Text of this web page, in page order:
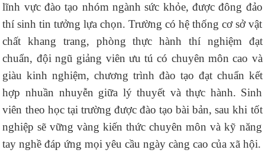
lĩnh vực đào tạo nhóm ngành sức khỏe, được đông đảo
thí sinh tin tưởng lựa chọn. Trường có hệ thống cơ sở vật
chất khang trang, phòng thực hành thí nghiệm đạt
chuẩn, đội ngũ giảng viên ưu tú có chuyên môn cao và
giàu kinh nghiệm, chương trình đào tạo đạt chuẩn kết
hợp nhuần nhuyễn giữa lý thuyết và thực hành. Sinh
viên theo học tại trường được đào tạo bài bản, sau khi tốt
nghiệp sẽ vững vàng kiến thức chuyên môn và kỹ năng
tay nghề đáp ứng mọi yêu cầu ngày càng cao của xã hội.